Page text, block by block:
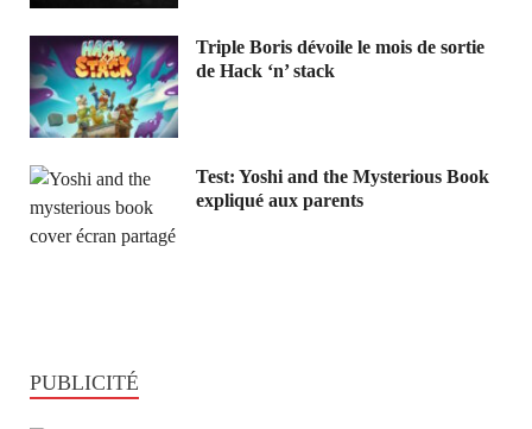
Triple Boris dévoile le mois de sortie
de Hack ‘n’ stack
Test: Yoshi and the Mysterious Book
expliqué aux parents
PUBLICITÉ